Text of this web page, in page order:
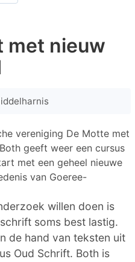
met nieuw
vereniging De Motte met
geeft weer een cursus
met een geheel nieuwe
van Goeree-
willen doen is
soms best lastig.
de hand van teksten uit
Oud Schrift. Both is